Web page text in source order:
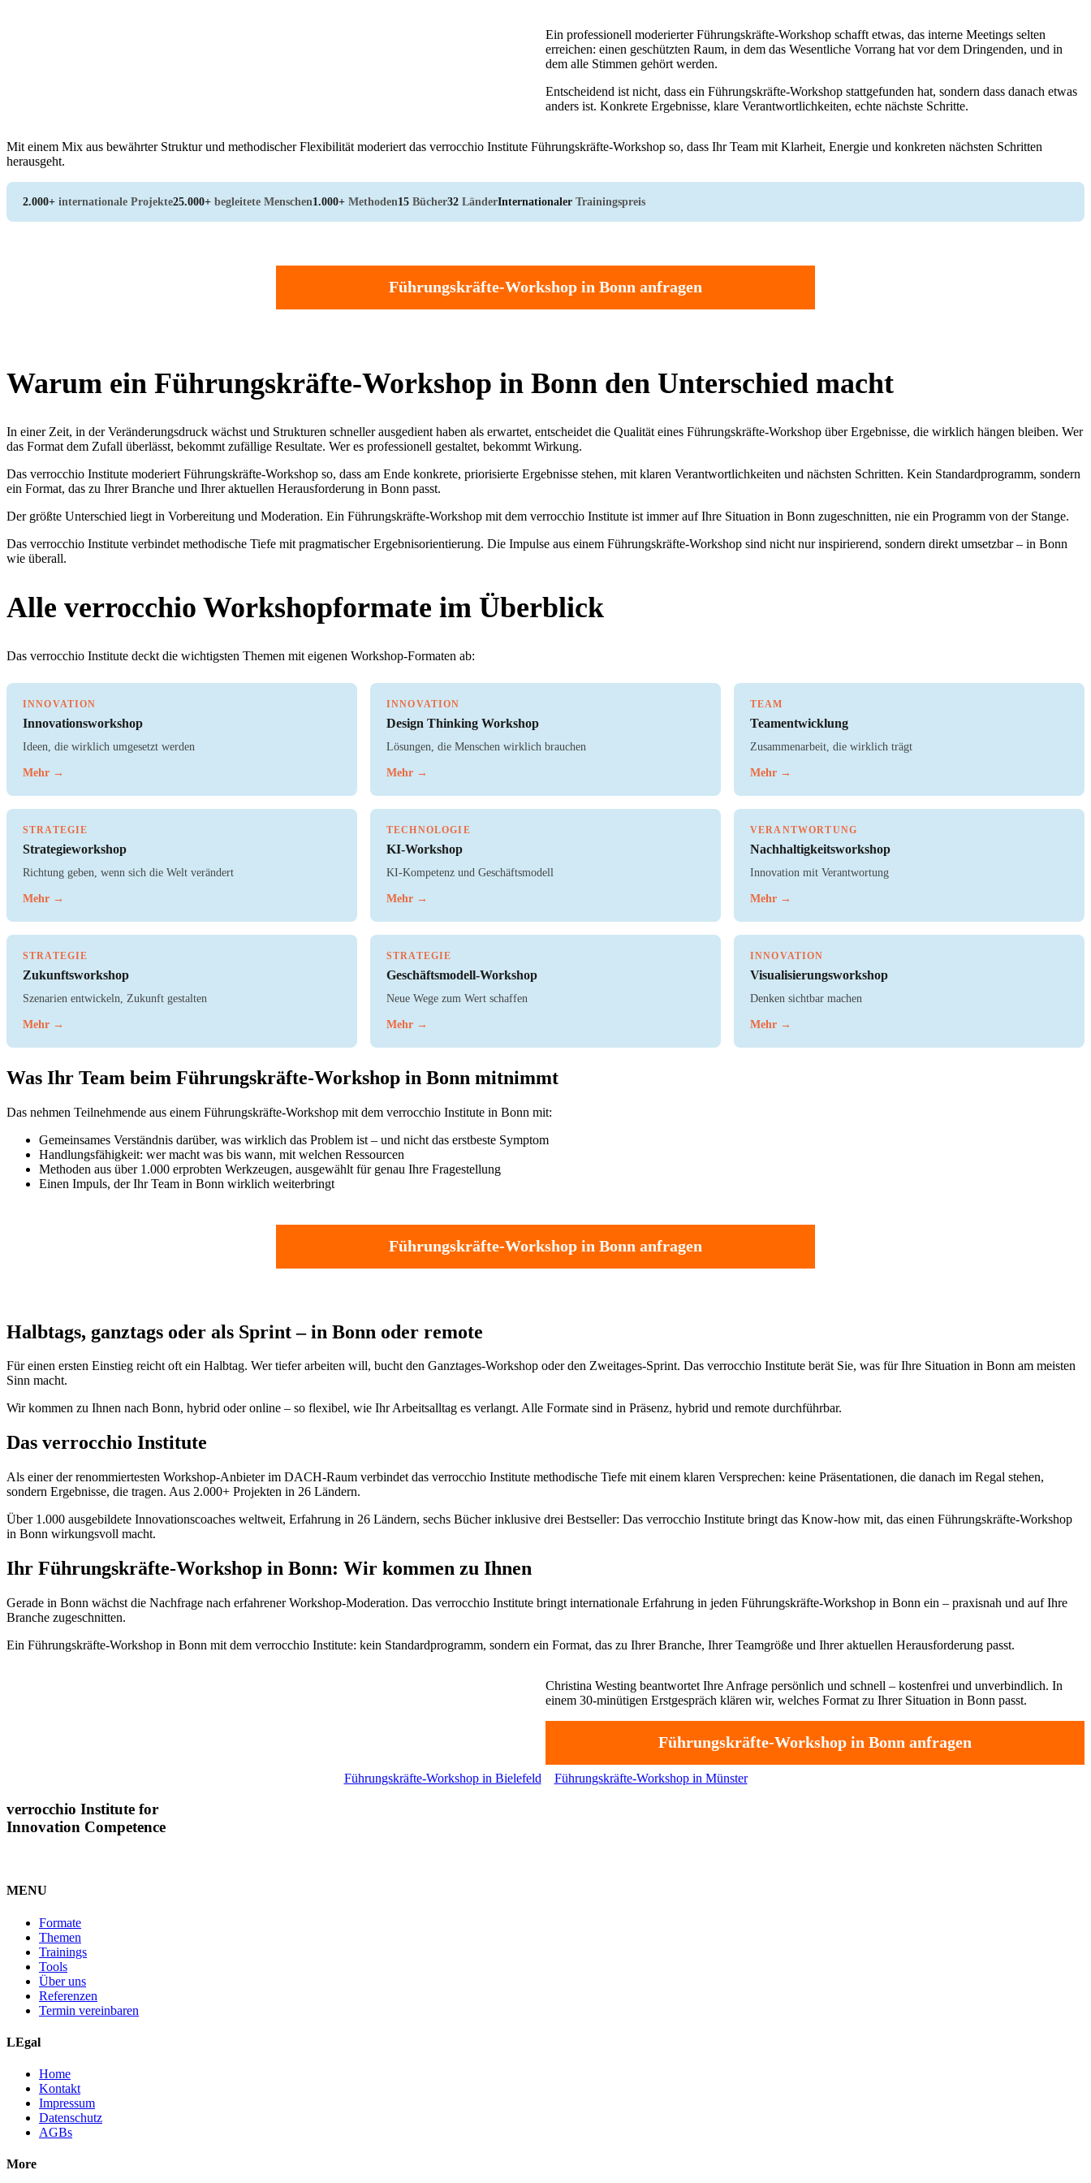
Ein professionell moderierter Führungskräfte-Workshop schafft etwas, das interne Meetings selten
erreichen: einen geschützten Raum, in dem das Wesentliche Vorrang hat vor dem Dringenden, und in
dem alle Stimmen gehört werden.
Entscheidend ist nicht, dass ein Führungskräfte-Workshop stattgefunden hat, sondern dass danach etwas
anders ist. Konkrete Ergebnisse, klare Verantwortlichkeiten, echte nächste Schritte.
Mit einem Mix aus bewährter Struktur und methodischer Flexibilität moderiert das verrocchio Institute Führungskräfte-Workshop so, dass Ihr Team mit Klarheit, Energie und konkreten nächsten Schritten
herausgeht.
2.000+ internationale Projekte25.000+ begleitete Menschen1.000+ Methoden15 Bücher32 LänderInternationaler Trainingspreis
Führungskräfte-Workshop in Bonn anfragen
Warum ein Führungskräfte-Workshop in Bonn den Unterschied macht
In einer Zeit, in der Veränderungsdruck wächst und Strukturen schneller ausgedient haben als erwartet, entscheidet die Qualität eines Führungskräfte-Workshop über Ergebnisse, die wirklich hängen bleiben. Wer
das Format dem Zufall überlässt, bekommt zufällige Resultate. Wer es professionell gestaltet, bekommt Wirkung.
Das verrocchio Institute moderiert Führungskräfte-Workshop so, dass am Ende konkrete, priorisierte Ergebnisse stehen, mit klaren Verantwortlichkeiten und nächsten Schritten. Kein Standardprogramm, sondern
ein Format, das zu Ihrer Branche und Ihrer aktuellen Herausforderung in Bonn passt.
Der größte Unterschied liegt in Vorbereitung und Moderation. Ein Führungskräfte-Workshop mit dem verrocchio Institute ist immer auf Ihre Situation in Bonn zugeschnitten, nie ein Programm von der Stange.
Das verrocchio Institute verbindet methodische Tiefe mit pragmatischer Ergebnisorientierung. Die Impulse aus einem Führungskräfte-Workshop sind nicht nur inspirierend, sondern direkt umsetzbar – in Bonn
wie überall.
Alle verrocchio Workshopformate im Überblick
Das verrocchio Institute deckt die wichtigsten Themen mit eigenen Workshop-Formaten ab:
INNOVATION
Innovationsworkshop
Ideen, die wirklich umgesetzt werden
Mehr →
INNOVATION
Design Thinking Workshop
Lösungen, die Menschen wirklich brauchen
Mehr →
TEAM
Teamentwicklung
Zusammenarbeit, die wirklich trägt
Mehr →
STRATEGIE
Strategieworkshop
Richtung geben, wenn sich die Welt verändert
Mehr →
TECHNOLOGIE
KI-Workshop
KI-Kompetenz und Geschäftsmodell
Mehr →
VERANTWORTUNG
Nachhaltigkeitsworkshop
Innovation mit Verantwortung
Mehr →
STRATEGIE
Zukunftsworkshop
Szenarien entwickeln, Zukunft gestalten
Mehr →
STRATEGIE
Geschäftsmodell-Workshop
Neue Wege zum Wert schaffen
Mehr →
INNOVATION
Visualisierungsworkshop
Denken sichtbar machen
Mehr →
Was Ihr Team beim Führungskräfte-Workshop in Bonn mitnimmt
Das nehmen Teilnehmende aus einem Führungskräfte-Workshop mit dem verrocchio Institute in Bonn mit:
Gemeinsames Verständnis darüber, was wirklich das Problem ist – und nicht das erstbeste Symptom
Handlungsfähigkeit: wer macht was bis wann, mit welchen Ressourcen
Methoden aus über 1.000 erprobten Werkzeugen, ausgewählt für genau Ihre Fragestellung
Einen Impuls, der Ihr Team in Bonn wirklich weiterbringt
Führungskräfte-Workshop in Bonn anfragen
Halbtags, ganztags oder als Sprint – in Bonn oder remote
Für einen ersten Einstieg reicht oft ein Halbtag. Wer tiefer arbeiten will, bucht den Ganztages-Workshop oder den Zweitages-Sprint. Das verrocchio Institute berät Sie, was für Ihre Situation in Bonn am meisten
Sinn macht.
Wir kommen zu Ihnen nach Bonn, hybrid oder online – so flexibel, wie Ihr Arbeitsalltag es verlangt. Alle Formate sind in Präsenz, hybrid und remote durchführbar.
Das verrocchio Institute
Als einer der renommiertesten Workshop-Anbieter im DACH-Raum verbindet das verrocchio Institute methodische Tiefe mit einem klaren Versprechen: keine Präsentationen, die danach im Regal stehen,
sondern Ergebnisse, die tragen. Aus 2.000+ Projekten in 26 Ländern.
Über 1.000 ausgebildete Innovationscoaches weltweit, Erfahrung in 26 Ländern, sechs Bücher inklusive drei Bestseller: Das verrocchio Institute bringt das Know-how mit, das einen Führungskräfte-Workshop
in Bonn wirkungsvoll macht.
Ihr Führungskräfte-Workshop in Bonn: Wir kommen zu Ihnen
Gerade in Bonn wächst die Nachfrage nach erfahrener Workshop-Moderation. Das verrocchio Institute bringt internationale Erfahrung in jeden Führungskräfte-Workshop in Bonn ein – praxisnah und auf Ihre
Branche zugeschnitten.
Ein Führungskräfte-Workshop in Bonn mit dem verrocchio Institute: kein Standardprogramm, sondern ein Format, das zu Ihrer Branche, Ihrer Teamgröße und Ihrer aktuellen Herausforderung passt.
Christina Westing beantwortet Ihre Anfrage persönlich und schnell – kostenfrei und unverbindlich. In
einem 30-minütigen Erstgespräch klären wir, welches Format zu Ihrer Situation in Bonn passt.
Führungskräfte-Workshop in Bonn anfragen
Führungskräfte-Workshop in Bielefeld Führungskräfte-Workshop in Münster
verrocchio Institute for
Innovation Competence
MENU
Formate
Themen
Trainings
Tools
Über uns
Referenzen
Termin vereinbaren
LEgal
Home
Kontakt
Impressum
Datenschutz
AGBs
More